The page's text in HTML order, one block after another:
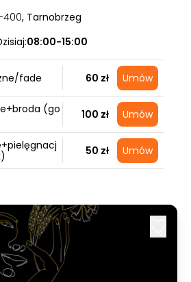
400, Tarnobrzeg
08:00-15:00
fade 60 zł Umów
(go
100 zł Umów
50 zł Umów